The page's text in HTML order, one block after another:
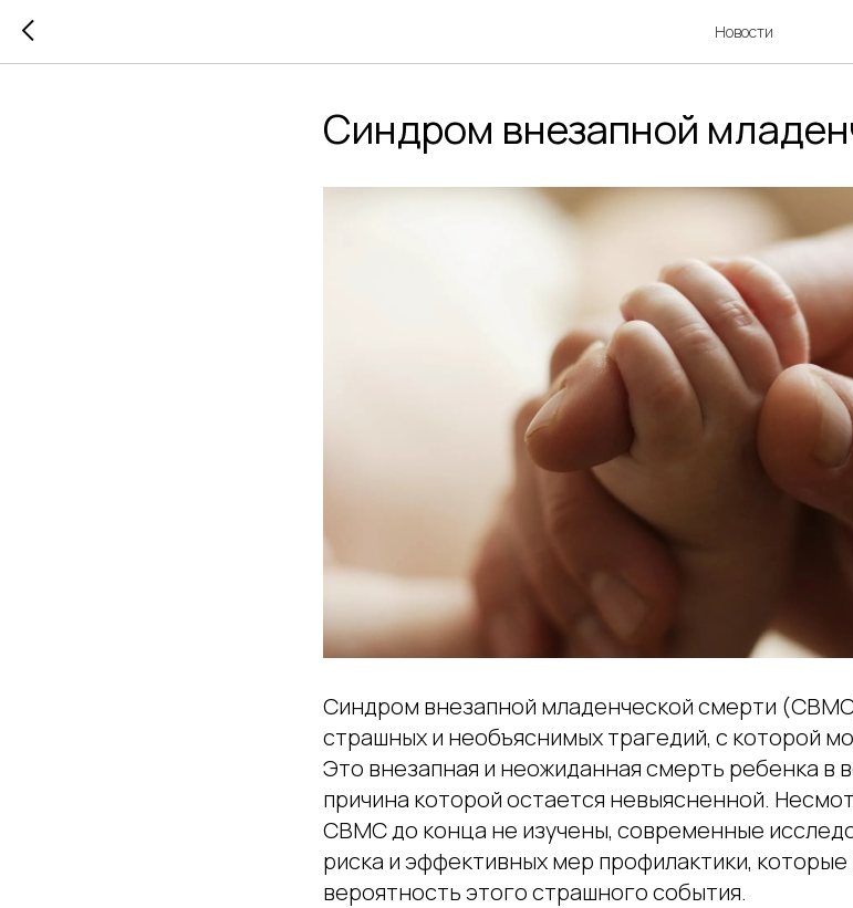
Новости
Синдром внезапной
Синдром внезапной младенческой смерти
страшных и необъяснимых трагедий, с которой
Это внезапная и неожиданная смерть ребенка в
причина которой остается невыясненной.
СВМС до конца не изучены, современные
риска и эффективных мер профилактики,
вероятность этого страшного события.